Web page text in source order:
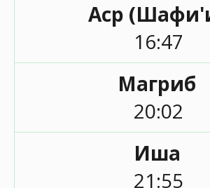
Аср
16:47
Магриб
20:02
Иша
21:55